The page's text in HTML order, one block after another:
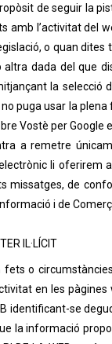
de seguir la
l’activitat del
o quan
dada del que
la selecció
puga usar la plena
Vostè per Google
a remetre
li oferirem
missatges, de
i de
IL·LÍCIT
o
en les pàgines
identificant-se
la informació